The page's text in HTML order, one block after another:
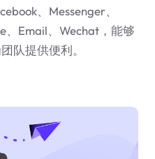
、Messenger、
、Email、Wechat，能够
队提供便利。